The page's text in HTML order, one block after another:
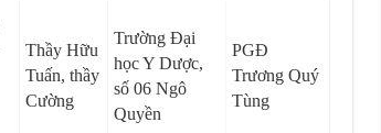
Thầy Hữu
Tuấn, thầy
Cường
Trường Đại
học Y Dược,
số 06 Ngô
Quyền
PGĐ
Trương Quý
Tùng